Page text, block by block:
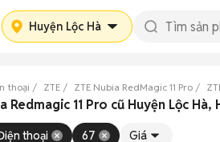
Huyện Lộc Hà
thoại ZTE ZTE Nubia RedMagic 11 Pro
Redmagic 11 Pro cũ Huyện Lộc Hà,
thoại 67 Giá